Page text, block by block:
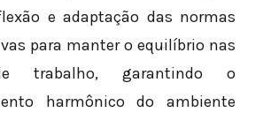
e adaptação das normas
para manter o equilíbrio nas
trabalho, garantindo o
harmônico do ambiente